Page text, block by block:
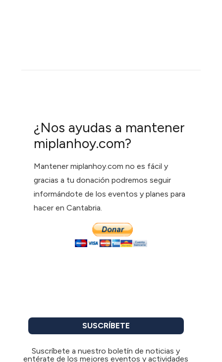
¿Nos ayudas a mantener
miplanhoy.com?
Mantener miplanhoy.com no es fácil y
gracias a tu donación podremos seguir
informándote de los eventos y planes para
hacer en Cantabria.
SUSCRÍBETE
Suscríbete a nuestro boletín de noticias y
entérate de los mejores eventos y actividades